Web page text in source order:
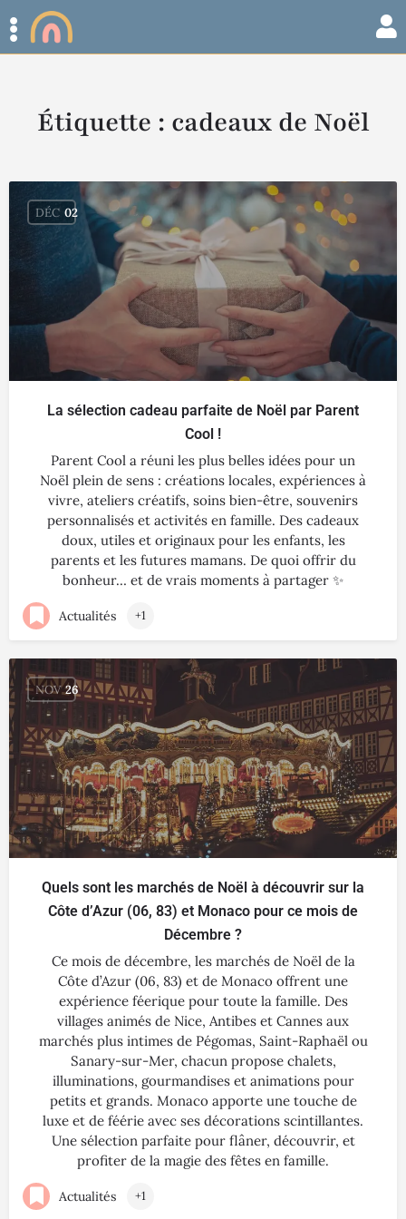
Étiquette : cadeaux de Noël
DÉC 02
La sélection cadeau parfaite de Noël par Parent
Cool !
Parent Cool a réuni les plus belles idées pour un
Noël plein de sens : créations locales, expériences à
vivre, ateliers créatifs, soins bien-être, souvenirs
personnalisés et activités en famille. Des cadeaux
doux, utiles et originaux pour les enfants, les
parents et les futures mamans. De quoi offrir du
bonheur… et de vrais moments à partager ✨
Actualités +1
NOV 26
Quels sont les marchés de Noël à découvrir sur la
Côte d’Azur (06, 83) et Monaco pour ce mois de
Décembre ?
Ce mois de décembre, les marchés de Noël de la
Côte d’Azur (06, 83) et de Monaco offrent une
expérience féerique pour toute la famille. Des
villages animés de Nice, Antibes et Cannes aux
marchés plus intimes de Pégomas, Saint-Raphaël ou
Sanary-sur-Mer, chacun propose chalets,
illuminations, gourmandises et animations pour
petits et grands. Monaco apporte une touche de
luxe et de féérie avec ses décorations scintillantes.
Une sélection parfaite pour flâner, découvrir, et
profiter de la magie des fêtes en famille.
Actualités +1